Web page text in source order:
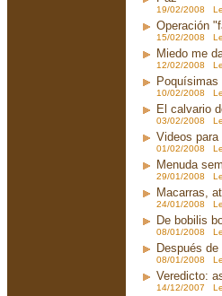
19/02/2008
Operación
15/02/2008
Miedo me
12/02/2008
Poquísimas
10/02/2008
El calvario
03/02/2008
Videos para
01/02/2008
Menuda
29/01/2008
Macarras,
24/01/2008
De bobilis
08/01/2008
Después
08/01/2008
Veredicto:
14/12/2007